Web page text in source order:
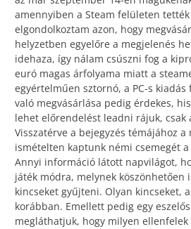
amennyiben a Steam felületen
elgondolkoztam azon, hogy
helyzetben egyelőre a megjelenés
idehaza, így nálam csúszni fog a
euró magas árfolyama miatt a
egyértelműen sztornó, a PC-s
való megvásárlása pedig érdekes,
lehet előrendelést leadni rájuk, csak
Visszatérve a bejegyzés témájához a
ismételten kaptunk némi csemegét
Annyi információ látott napvilágot,
játék módra, melynek köszönhetően
kincseket gyűjteni. Olyan kincseket,
korábban. Emellett pedig egy
megláthatjuk, hogy milyen